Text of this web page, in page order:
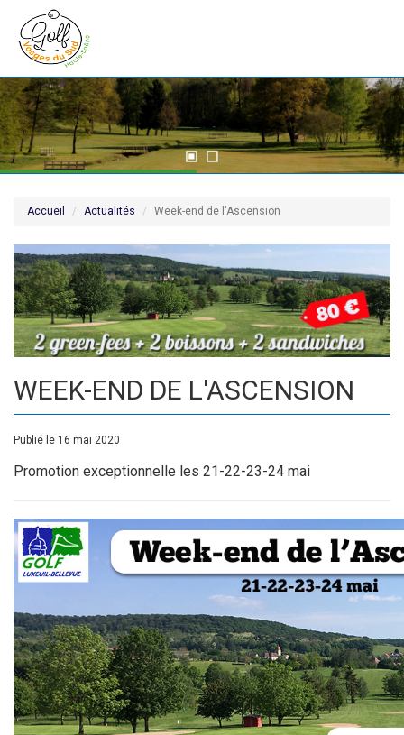
Accueil Actualités Week-end de l'Ascension
WEEK-END DE L'ASCENSION
Publié le 16 mai 2020
Promotion exceptionnelle les 21-22-23-24 mai